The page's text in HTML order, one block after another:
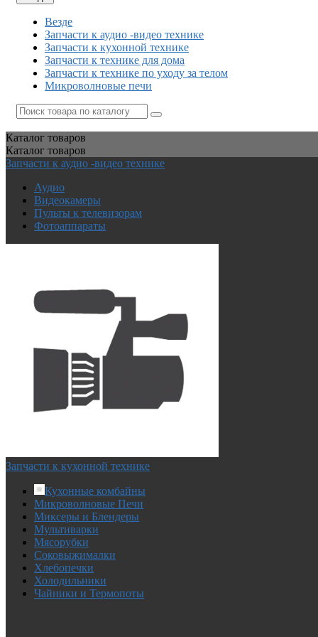
Везде
Запчасти к аудио -видео технике
Запчасти к кухонной технике
Запчасти к технике для дома
Запчасти к технике по уходу за телом
Микроволновые печи
Каталог товаров
Каталог товаров
Запчасти к аудио -видео технике
Аудио
Видеокамеры
Пульты к телевизорам
Фотоаппараты
Запчасти к кухонной технике
Кухонные комбайны
Микроволновые Печи
Миксеры и Блендеры
Мультиварки
Мясорубки
Соковыжималки
Хлебопечки
Холодильники
Чайники и Термопоты